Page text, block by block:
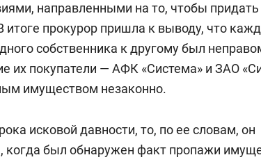
направленными на то, чтобы придать
итоге прокурор пришла к выводу, что
собственника к другому был
их покупатели — АФК «Система» и ЗАО
имуществом незаконно.
исковой давности, то, по ее словам, он
когда был обнаружен факт пропажи